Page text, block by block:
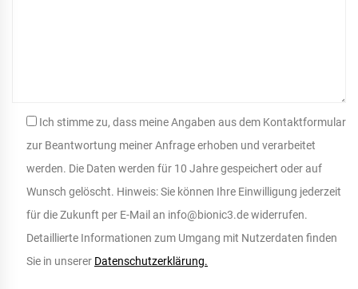
Ich stimme zu, dass meine Angaben aus dem Kontaktformular
zur Beantwortung meiner Anfrage erhoben und verarbeitet
werden. Die Daten werden für 10 Jahre gespeichert oder auf
Wunsch gelöscht. Hinweis: Sie können Ihre Einwilligung jederzeit
für die Zukunft per E-Mail an info@bionic3.de widerrufen.
Detaillierte Informationen zum Umgang mit Nutzerdaten finden
Sie in unserer Datenschutzerklärung.